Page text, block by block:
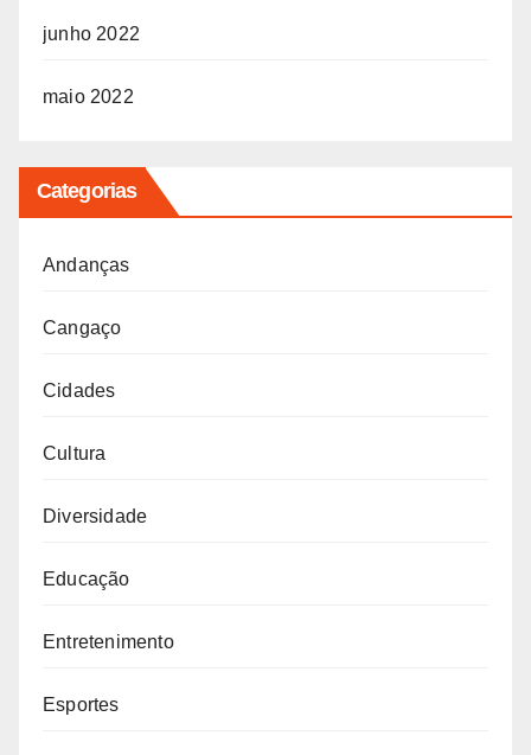
junho 2022
maio 2022
Categorias
Andanças
Cangaço
Cidades
Cultura
Diversidade
Educação
Entretenimento
Esportes